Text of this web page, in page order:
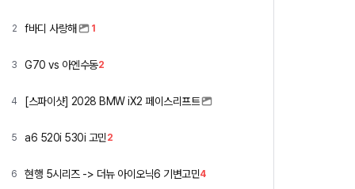
2 f바디 사랑해 1
3 G70 vs 아엔수동2
4 [스파이샷] 2028 BMW iX2 페이스리프트
5 a6 520i 530i 고민 2
6 현행 5시리즈 -> 더뉴 아이오닉6 기변고민4